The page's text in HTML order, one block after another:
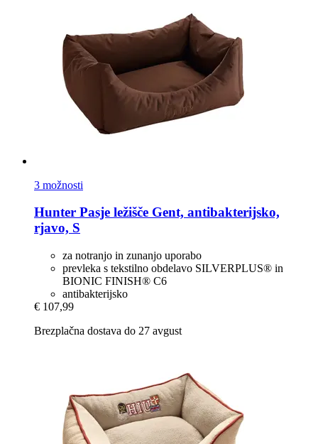
3 možnosti
Hunter Pasje ležišče Gent, antibakterijsko,
rjavo, S
za notranjo in zunanjo uporabo
prevleka s tekstilno obdelavo SILVERPLUS® in
BIONIC FINISH® C6
antibakterijsko
€ 107,99
Brezplačna dostava do 27 avgust